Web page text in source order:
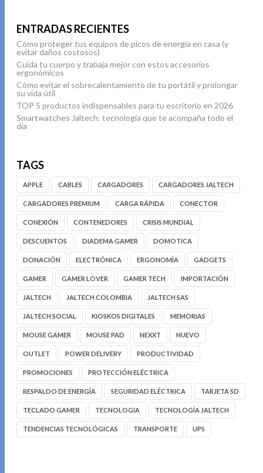
ENTRADAS RECIENTES
Cómo proteger tus equipos de picos de energía en casa (y
evitar daños costosos)
Cuida tu cuerpo y trabaja mejor con estos accesorios
ergonómicos
Cómo evitar el sobrecalentamiento de tu portátil y prolongar
su vida útil
TOP 5 productos indispensables para tu escritorio en 2026
Smartwatches Jaltech: tecnología que te acompaña todo el
día
TAGS
APPLE CABLES CARGADORES CARGADORES JALTECH
CARGADORES PREMIUM CARGA RÁPIDA CONECTOR
CONEXIÓN CONTENEDORES CRISIS MUNDIAL
DESCUENTOS DIADEMA GAMER DOMOTICA
DONACIÓN ELECTRÓNICA ERGONOMÍA GADGETS
GAMER GAMER LOVER GAMER TECH IMPORTACIÓN
JALTECH JALTECH COLOMBIA JALTECH SAS
JALTECH SOCIAL KIOSKOS DIGITALES MEMORIAS
MOUSE GAMER MOUSE PAD NEXXT NUEVO
OUTLET POWER DELIVERY PRODUCTIVIDAD
PROMOCIONES PROTECCIÓN ELÉCTRICA
RESPALDO DE ENERGÍA SEGURIDAD ELÉCTRICA TARJETA SD
TECLADO GAMER TECNOLOGIA TECNOLOGÍA JALTECH
TENDENCIAS TECNOLÓGICAS TRANSPORTE UPS